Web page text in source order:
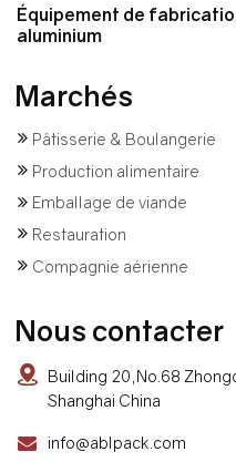
Équipement de
aluminium
Marchés
Pâtisserie & Boulangerie
Production alimentaire
Emballage de viande
Restauration
Compagnie aérienne
Nous contacter
Building 20,No.68
Shanghai China
info@ablpack.com